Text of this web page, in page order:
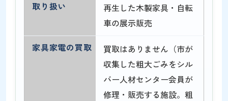
取り扱い
再生した木製家具・自転
車の展示販売
家具家電の買取
買取はありません（市が
収集した粗大ごみをシル
バー人材センター会員が
修理・販売する施設。粗